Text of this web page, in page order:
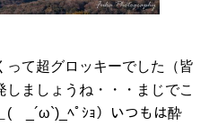
て超グロッキーでした（皆
ましょうね・・・まじでこ
( _´ω`)_ﾍﾟｼｮ）いつもは酔